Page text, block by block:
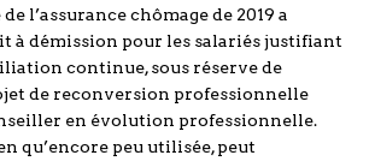
l’assurance chômage de 2019 a
à démission pour les salariés justifiant
continue, sous réserve de
de reconversion professionnelle
en évolution professionnelle.
qu’encore peu utilisée, peut